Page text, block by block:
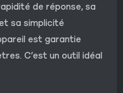
de réponse, sa
sa simplicité
est garantie
C’est un outil idéal